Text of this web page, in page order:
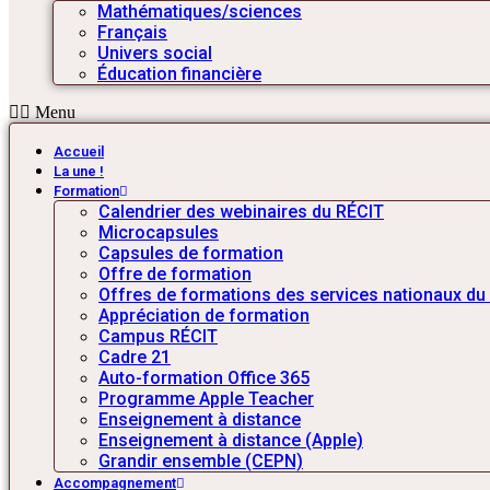
Mathématiques/sciences
Français
Univers social
Éducation financière
Menu
Accueil
La une !
Formation
Calendrier des webinaires du RÉCIT
Microcapsules
Capsules de formation
Offre de formation
Offres de formations des services nationaux du
Appréciation de formation
Campus RÉCIT
Cadre 21
Auto-formation Office 365
Programme Apple Teacher
Enseignement à distance
Enseignement à distance (Apple)
Grandir ensemble (CEPN)
Accompagnement